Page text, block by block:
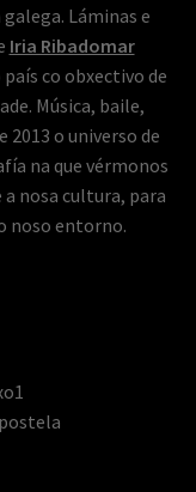
Láminas e
Iria Ribadomar
co obxectivo de
Música, baile,
o universo de
na que vérmonos
nosa cultura, para
noso entorno.